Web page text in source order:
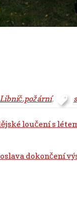
Libnič.požární,
loučení s
dokončení